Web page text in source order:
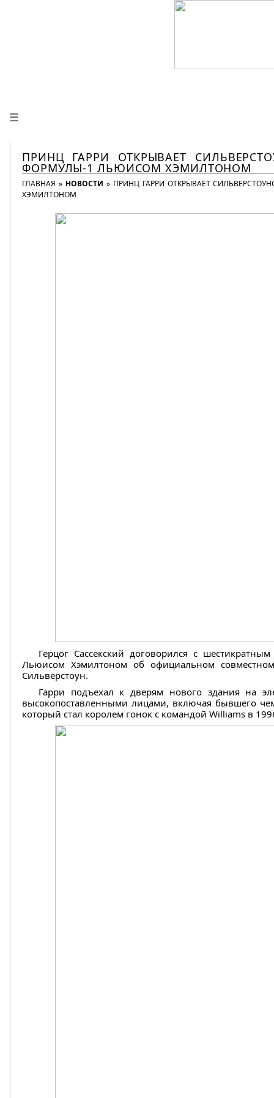
☰
ПРИНЦ ГАРРИ ОТКРЫВАЕТ
ФОРМУЛЫ-1 ЛЬЮИСОМ ХЭМИЛТОНОМ
ГЛАВНАЯ » НОВОСТИ » ПРИНЦ ГАРРИ ОТКРЫВАЕТ
ХЭМИЛТОНОМ
Герцог Сассекский договорился с
Льюисом Хэмилтоном об официальном
Сильверстоун.
Гарри подъехал к дверям нового здания на
высокопоставленными лицами, включая бывшего
который стал королем гонок с командой Williams в